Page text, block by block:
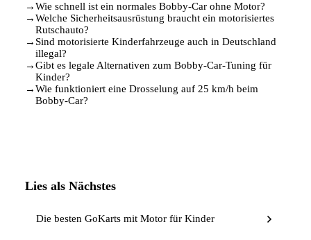
→Wie schnell ist ein normales Bobby-Car ohne Motor?
→Welche Sicherheitsausrüstung braucht ein motorisiertes
Rutschauto?
→ Sind motorisierte Kinderfahrzeuge auch in Deutschland
illegal?
→Gibt es legale Alternativen zum Bobby-Car-Tuning für
Kinder?
→Wie funktioniert eine Drosselung auf 25 km/h beim
Bobby-Car?
Lies als Nächstes
Die besten GoKarts mit Motor für Kinder